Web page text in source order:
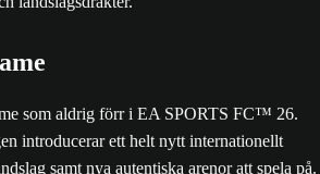
som aldrig förr i EA SPORTS FC™ 26.
introducerar ett helt nytt internationellt
samt nya autentiska arenor att spela på.